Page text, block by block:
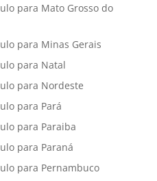
para Mato Grosso do
para Minas Gerais
para Natal
para Nordeste
para Pará
para Paraiba
para Paraná
para Pernambuco